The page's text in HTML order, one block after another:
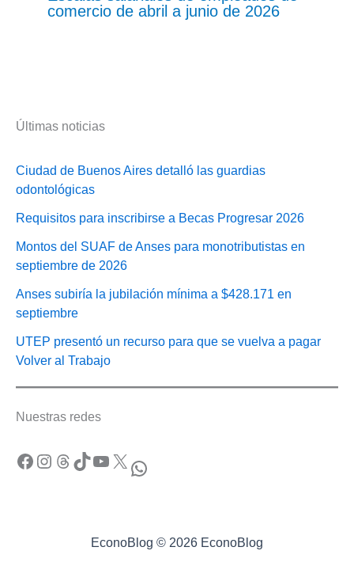
comercio de abril a junio de 2026
Últimas noticias
Ciudad de Buenos Aires detalló las guardias
odontológicas
Requisitos para inscribirse a Becas Progresar 2026
Montos del SUAF de Anses para monotributistas en
septiembre de 2026
Anses subiría la jubilación mínima a $428.171 en
septiembre
UTEP presentó un recurso para que se vuelva a pagar
Volver al Trabajo
Nuestras redes
Facebook Instagram Threads TikTok YouTube X WhatsApp
EconoBlog © 2026 EconoBlog